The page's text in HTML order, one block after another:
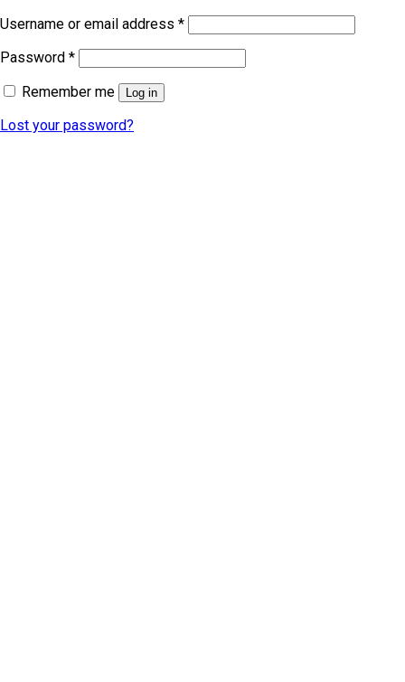
Username or email address *
Password *
Remember me
Log in
Lost your password?